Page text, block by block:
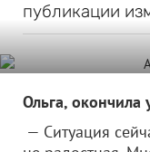
публикации
Ольга, окончила
— Ситуация